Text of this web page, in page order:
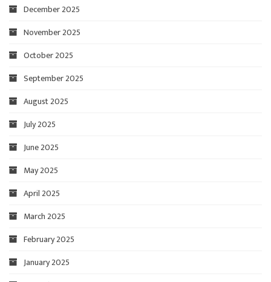
December 2025
November 2025
October 2025
September 2025
August 2025
July 2025
June 2025
May 2025
April 2025
March 2025
February 2025
January 2025